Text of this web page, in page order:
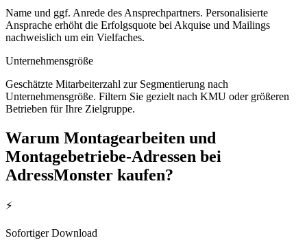
Name und ggf. Anrede des Ansprechpartners. Personalisierte
Ansprache erhöht die Erfolgsquote bei Akquise und Mailings
nachweislich um ein Vielfaches.
Unternehmensgröße
Geschätzte Mitarbeiterzahl zur Segmentierung nach
Unternehmensgröße. Filtern Sie gezielt nach KMU oder größeren
Betrieben für Ihre Zielgruppe.
Warum Montagearbeiten und
Montagebetriebe-Adressen bei
AdressMonster kaufen?
⚡
Sofortiger Download